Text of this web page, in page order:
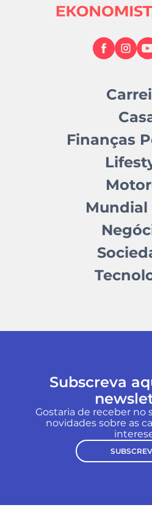
Finanças
Mundial
Subscreva
Gostaria de receber no
novidades sobre as